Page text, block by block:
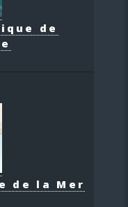
de
de la Mer